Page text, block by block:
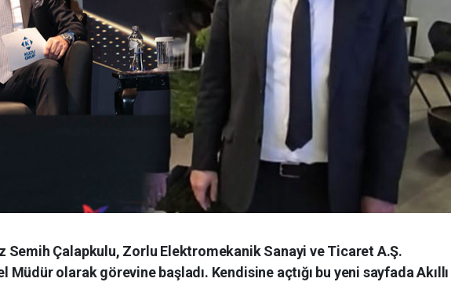
Semih Çalapkulu, Zorlu Elektromekanik Sanayi ve Ticaret A.Ş.
Müdür olarak görevine başladı. Kendisine açtığı bu yeni sayfada Akıllı